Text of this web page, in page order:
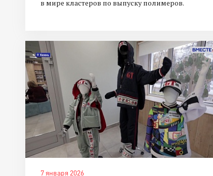
в мире кластеров по выпуску полимеров.
7 января 2026